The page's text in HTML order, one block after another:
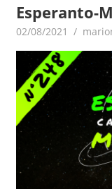
Esperanto-
02/08/2021